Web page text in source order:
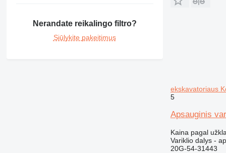
Nerandate reikalingo filtro?
Siūlykite pakeitimus
ekskavatoriaus
5
Apsauginis
Kaina pagal
Variklio dalys -
20G-54-31443